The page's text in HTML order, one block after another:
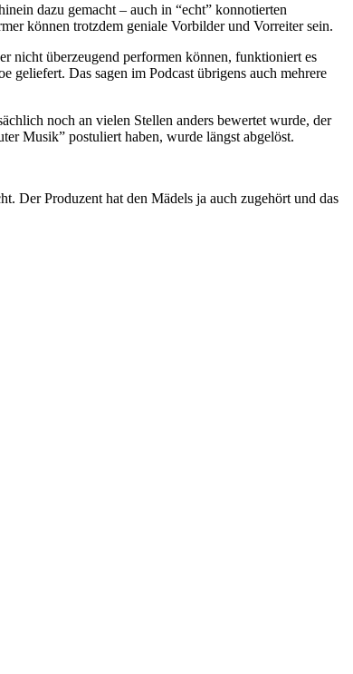
dazu gemacht – auch in “echt” konnotierten
können trotzdem geniale Vorbilder und Vorreiter sein.
nicht überzeugend performen können, funktioniert es
Das sagen im Podcast übrigens auch mehrere
noch an vielen Stellen anders bewertet wurde, der
Musik” postuliert haben, wurde längst abgelöst.
Der Produzent hat den Mädels ja auch zugehört und das